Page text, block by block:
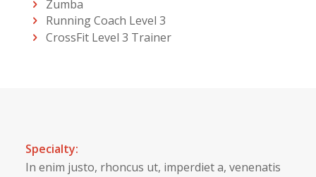
Zumba
Running Coach Level 3
CrossFit Level 3 Trainer
Specialty:
In enim justo, rhoncus ut, imperdiet a, venenatis